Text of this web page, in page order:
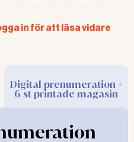
det nästan alla.
kan inte rapporten
in för att läsa vidare
Digital prenumeration +
6 st printade magasin